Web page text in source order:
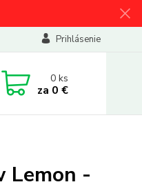
Prihlásenie
0ks
za 0 €
Lemon -